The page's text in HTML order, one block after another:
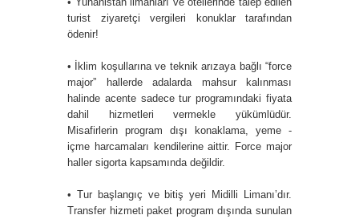
turist ziyaretçi vergileri konuklar tarafından
ödenir!
• İklim koşullarına ve teknik arızaya bağlı “force
major” hallerde adalarda mahsur kalınması
halinde acente sadece tur programındaki fiyata
dahil hizmetleri vermekle yükümlüdür.
Misafirlerin program dışı konaklama, yeme -
içme harcamaları kendilerine aittir. Force major
haller sigorta kapsamında değildir.
• Tur başlangıç ve bitiş yeri Midilli Limanı’dır.
Transfer hizmeti paket program dışında sunulan